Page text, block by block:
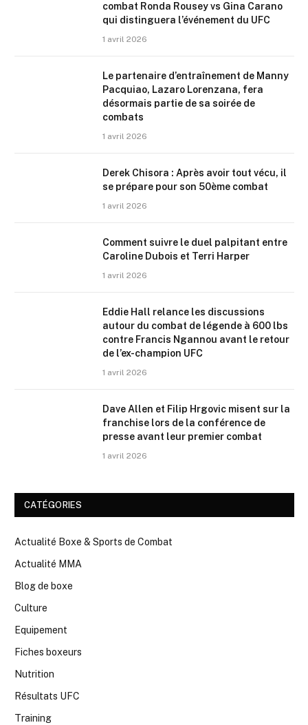
combat Ronda Rousey vs Gina Carano
qui distinguera l’événement du UFC
1 avril 2026
Le partenaire d’entraînement de Manny
Pacquiao, Lazaro Lorenzana, fera
désormais partie de sa soirée de
combats
1 avril 2026
Derek Chisora : Après avoir tout vécu, il
se prépare pour son 50ème combat
1 avril 2026
Comment suivre le duel palpitant entre
Caroline Dubois et Terri Harper
1 avril 2026
Eddie Hall relance les discussions
autour du combat de légende à 600 lbs
contre Francis Ngannou avant le retour
de l’ex-champion UFC
1 avril 2026
Dave Allen et Filip Hrgovic misent sur la
franchise lors de la conférence de
presse avant leur premier combat
1 avril 2026
CATÉGORIES
Actualité Boxe & Sports de Combat
Actualité MMA
Blog de boxe
Culture
Equipement
Fiches boxeurs
Nutrition
Résultats UFC
Training